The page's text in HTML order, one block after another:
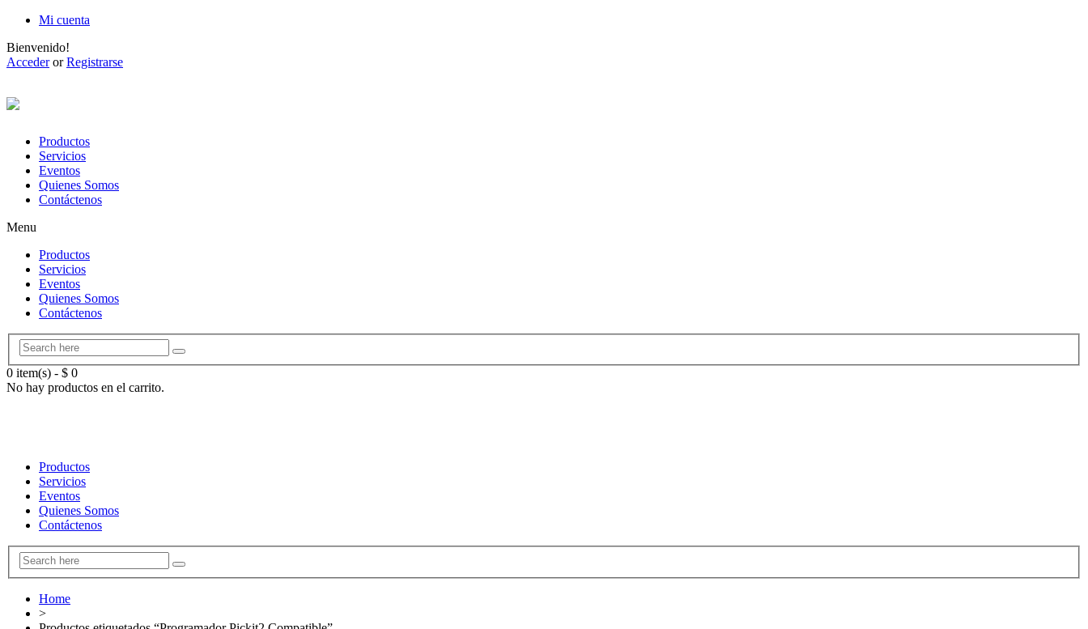
Mi cuenta
Bienvenido!
AccederorRegistrarse
Productos
Servicios
Eventos
Quienes Somos
Contáctenos
Menu
Productos
Servicios
Eventos
Quienes Somos
Contáctenos
0 item(s) - $ 0
No hay productos en el carrito.
Productos
Servicios
Eventos
Quienes Somos
Contáctenos
Home
>